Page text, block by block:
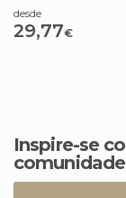
desde
29,77€
Inspire-se com as melhores listas da
comunidade